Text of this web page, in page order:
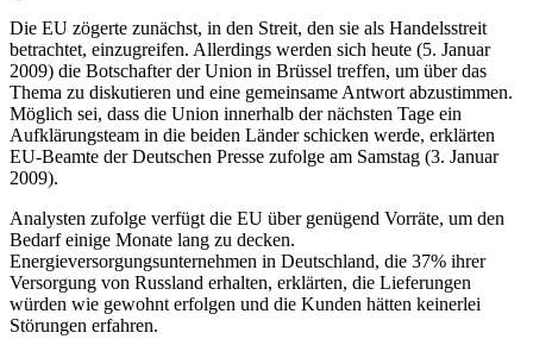
Die EU zögerte zunächst, in den Streit, den sie als Handelsstreit
betrachtet, einzugreifen. Allerdings werden sich heute (5. Januar
2009) die Botschafter der Union in Brüssel treffen, um über das
Thema zu diskutieren und eine gemeinsame Antwort abzustimmen.
Möglich sei, dass die Union innerhalb der nächsten Tage ein
Aufklärungsteam in die beiden Länder schicken werde, erklärten
EU-Beamte der Deutschen Presse zufolge am Samstag (3. Januar
2009).
Analysten zufolge verfügt die EU über genügend Vorräte, um den
Bedarf einige Monate lang zu decken.
Energieversorgungsunternehmen in Deutschland, die 37% ihrer
Versorgung von Russland erhalten, erklärten, die Lieferungen
würden wie gewohnt erfolgen und die Kunden hätten keinerlei
Störungen erfahren.